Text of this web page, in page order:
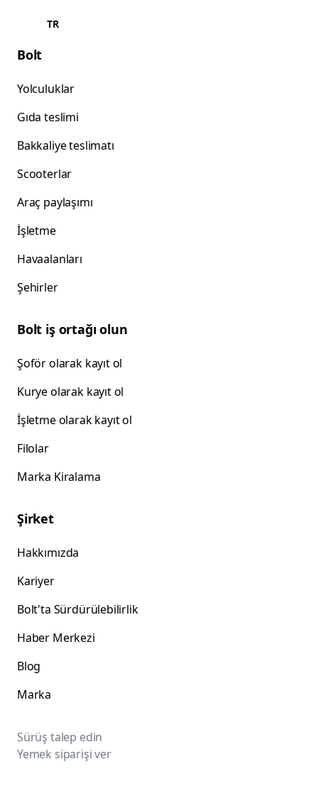
TR
Bolt
Yolculuklar
Gıda teslimi
Bakkaliye teslimatı
Scooterlar
Araç paylaşımı
İşletme
Havaalanları
Şehirler
Bolt iş ortağı olun
Şoför olarak kayıt ol
Kurye olarak kayıt ol
İşletme olarak kayıt ol
Filolar
Marka Kiralama
Şirket
Hakkımızda
Kariyer
Bolt'ta Sürdürülebilirlik
Haber Merkezi
Blog
Marka
Sürüş talep edin
Yemek siparişi ver